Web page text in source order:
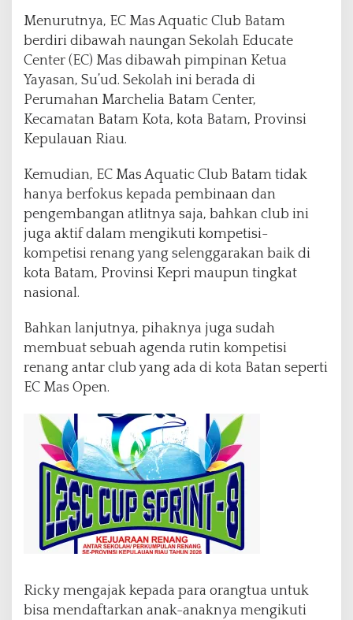
Menurutnya, EC Mas Aquatic Club Batam
berdiri dibawah naungan Sekolah Educate
Center (EC) Mas dibawah pimpinan Ketua
Yayasan, Su’ud. Sekolah ini berada di
Perumahan Marchelia Batam Center,
Kecamatan Batam Kota, kota Batam, Provinsi
Kepulauan Riau.
Kemudian, EC Mas Aquatic Club Batam tidak
hanya berfokus kepada pembinaan dan
pengembangan atlitnya saja, bahkan club ini
juga aktif dalam mengikuti kompetisi-
kompetisi renang yang selenggarakan baik di
kota Batam, Provinsi Kepri maupun tingkat
nasional.
Bahkan lanjutnya, pihaknya juga sudah
membuat sebuah agenda rutin kompetisi
renang antar club yang ada di kota Batan seperti
EC Mas Open.
Ricky mengajak kepada para orangtua untuk
bisa mendaftarkan anak-anaknya mengikuti